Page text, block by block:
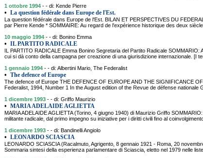
1 ottobre 1994 - - di: Kende Pierre
• La question fédérale dans Europe de l'Est.
La question fédérale dans Europe de l'Est. BILAN ET PERSPECTIVES DU
par Pierre Kende * SOMMAIRE: Au regard de l'expérience historique des deux
10 maggio 1994 - - di: Bonino Emma
• IL PARTITO RADICALE
IL PARTITO RADICALE Emma Bonino Segretaria del Partito Radicale
cui si dà conto della campagna per creazione di una giurisdizione internazionale. [I
1 gennaio 1994 - - di: Albertini Mario, The Federalist
• The defence of Europe
The defence of Europe THE DEFENCE OF EUROPE AND THE SIGNIFICANCE
Federalist, 1994, Number 1 In the August edition of the Revue de défense nationale
1 dicembre 1993 - - di: Griffo Maurizio
• MARIA ADELAIDE AGLIETTA
MARIA ADELAIDE AGLIETTA (Torino, 4 giugno 1940) di Maurizio Griffo
militante radicale, dal primo impegno su iniziative per i diritti civili fino al
1 dicembre 1993 - - di: Bandinelli Angiolo
• LEONARDO SCIASCIA
LEONARDO SCIASCIA (Racalmuto, Agrigento, 8 gennaio 1921 - Roma, 20
Sommaria sintesi della esperienza parlamentare di Sciascia, eletto nel 1979 nelle